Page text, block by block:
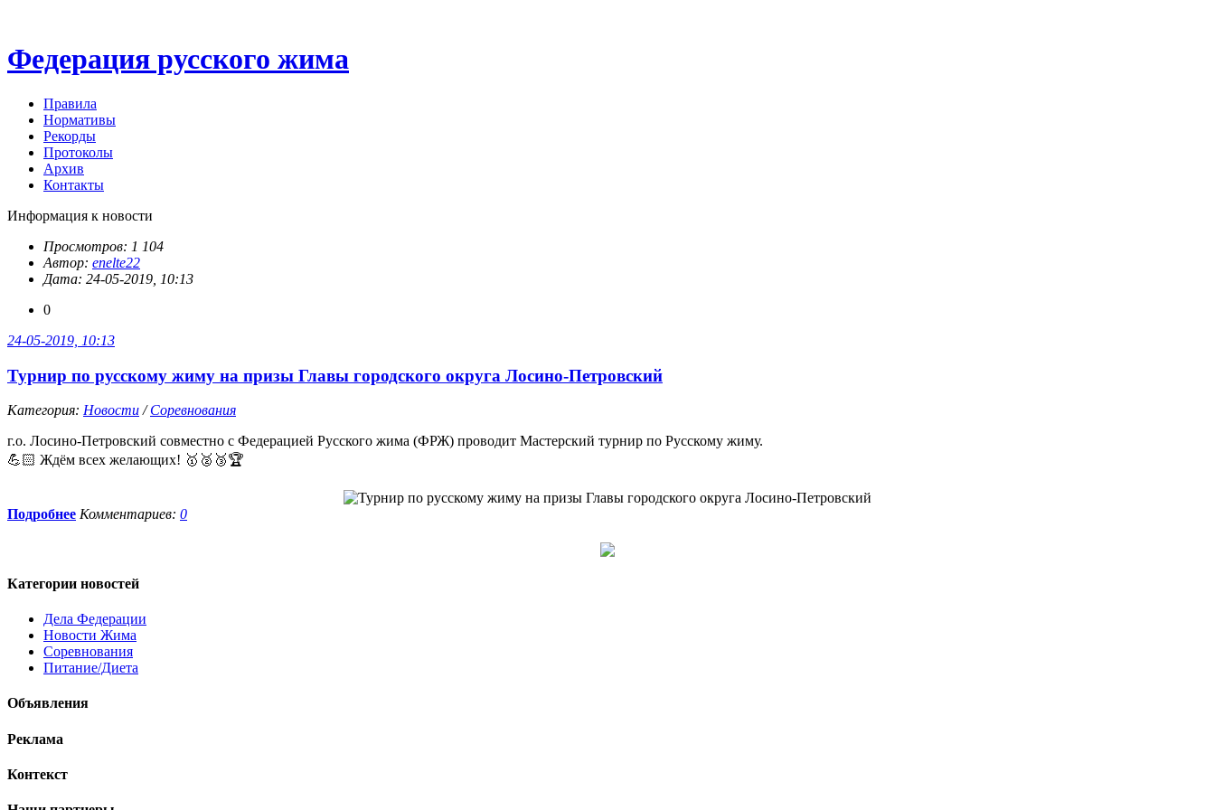
Федерация русского жима
Правила
Нормативы
Рекорды
Протоколы
Архив
Контакты
Информация к новости
Просмотров: 1 104
Автор: enelte22
Дата: 24-05-2019, 10:13
0
24-05-2019, 10:13
Турнир по русскому жиму на призы Главы городского округа Лосино-Петровский
Категория: Новости /Соревнования
г.о. Лосино-Петровский совместно с Федерацией Русского жима (ФРЖ) проводит Мастерский турнир по Русскому жиму.
💪🏻 Ждём всех желающих! 🥇🥈🥉🏆
Подробнее Комментариев: 0
Категории новостей
Дела Федерации
Новости Жима
Соревнования
Питание/Диета
Объявления
Реклама
Контекст